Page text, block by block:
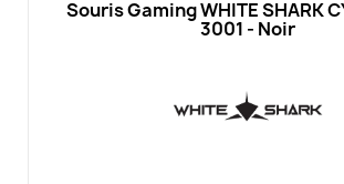
Souris Gaming WHITE SHARK
3001 - Noir